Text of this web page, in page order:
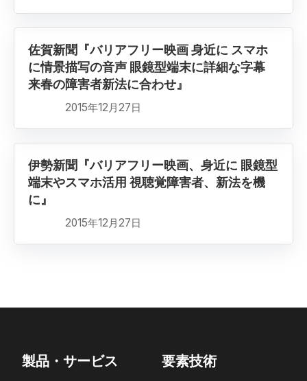
佐賀新聞『バリアフリー映画 身近に スマホ
に情景描写の音声 眼鏡型端末に詳細な字幕
来春の障害者新法に合わせ』
2015年12月27日
伊勢新聞『バリアフリー映画、身近に 眼鏡型
端末やスマホ活用 視聴覚障害者、新法を機
に』
2015年12月27日
製品・サービス 要素技術